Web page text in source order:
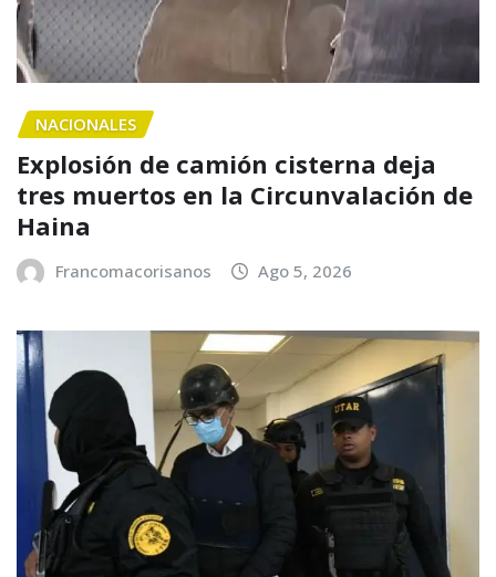
NACIONALES
Explosión de camión cisterna deja
tres muertos en la Circunvalación de
Haina
Francomacorisanos Ago 5, 2026